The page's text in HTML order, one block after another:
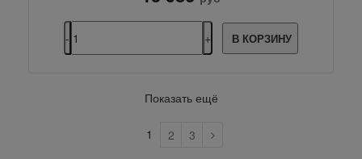
В КОРЗИНУ
Показать ещё
1 2 3